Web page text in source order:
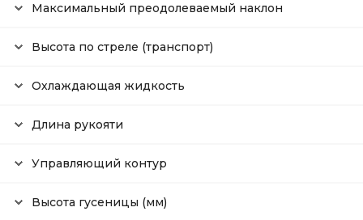
Максимальный преодолеваемый наклон
Высота по стреле (транспорт)
Охлаждающая жидкость
Длина рукояти
Управляющий контур
Высота гусеницы (мм)